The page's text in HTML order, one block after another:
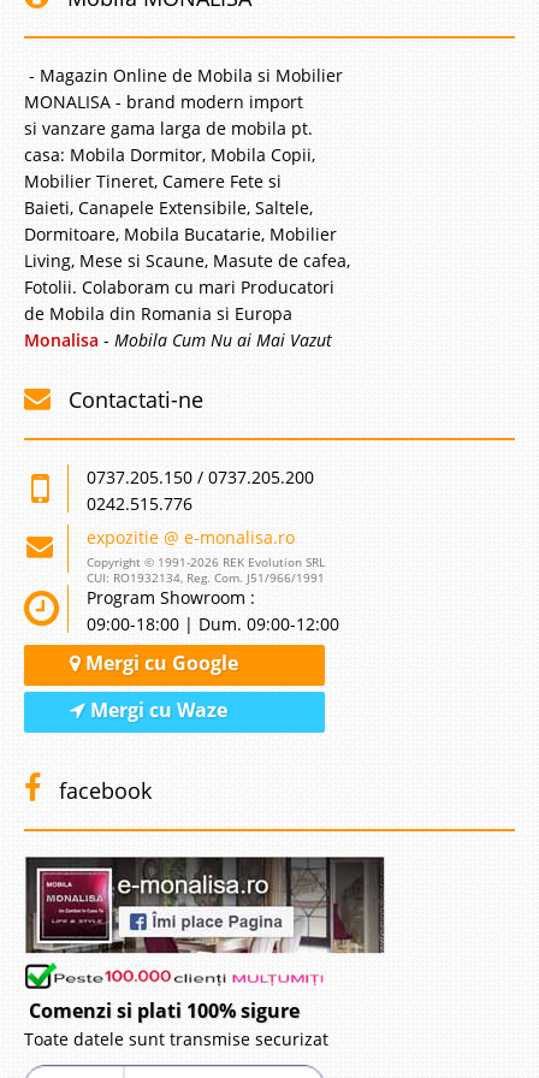
-35%
Birou copii alb ieftin White Line -
Birou scolari Baieti - Fete
Birou ieftin alb pentru copii de scoala Baieti si fete – White Line ⭐ Birouri
Oferta de pret White Line este un birou alb pentru elevi si este extrem de
util in activitati scolare precum teme desen lucrul la calculator sau alte
preocupari ce necesita concentrare &..
Pret Redus364 Lei
-35%
- Magazin Online de Mobila si Mobilier
MONALISA - brand modern import
si vanzare gama larga de mobila pt.
casa: Mobila Dormitor, Mobila Copii,
Mobilier Tineret, Camere Fete si
Baieti, Canapele Extensibile, Saltele,
Dormitoare, Mobila Bucatarie, Mobilier
Living, Mese si Scaune, Masute de cafea,
Fotolii. Colaboram cu mari Producatori
de Mobila din Romania si Europa
Monalisa - Mobila Cum Nu ai Mai Vazut
Contactati-ne
0737.205.150 / 0737.205.200
0242.515.776
expozitie @ e-monalisa.ro
Copyright © 1991-2026 REK Evolution SRL
CUI: RO1932134, Reg. Com. J51/966/1991
Program Showroom :
09:00-18:00 | Dum. 09:00-12:00
Mergi cu Google
Mergi cu Waze
facebook
Comenzi si plati 100% sigure
Toate datele sunt transmise securizat